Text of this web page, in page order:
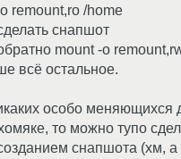
remount,ro /home
снапшот
mount -o
всё остальное.
особо меняющихся
то можно тупо
снапшота (хм,